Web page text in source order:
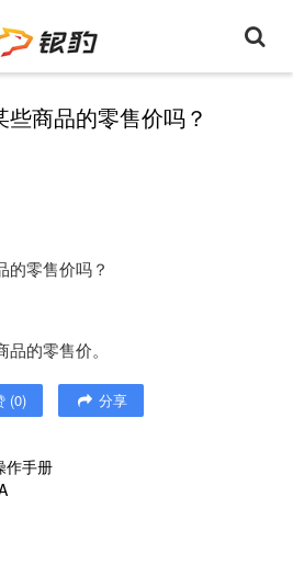
商品的零售价吗？
的零售价吗？
的零售价。
(0) 分享
作手册